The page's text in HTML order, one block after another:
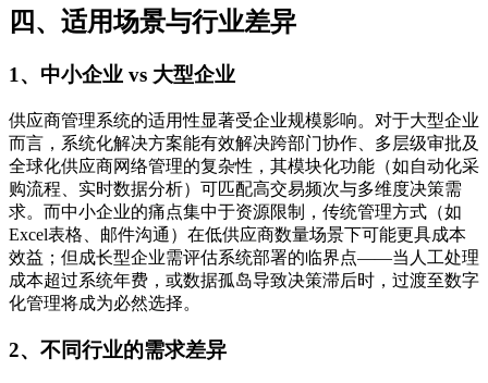
四、适用场景与行业差异
1、中小企业 vs 大型企业
供应商管理系统的适用性显著受企业规模影响。对于大型企业
而言，系统化解决方案能有效解决跨部门协作、多层级审批及
全球化供应商网络管理的复杂性，其模块化功能（如自动化采
购流程、实时数据分析）可匹配高交易频次与多维度决策需
求。而中小企业的痛点集中于资源限制，传统管理方式（如
Excel表格、邮件沟通）在低供应商数量场景下可能更具成本
效益；但成长型企业需评估系统部署的临界点——当人工处理
成本超过系统年费，或数据孤岛导致决策滞后时，过渡至数字
化管理将成为必然选择。
2、不同行业的需求差异